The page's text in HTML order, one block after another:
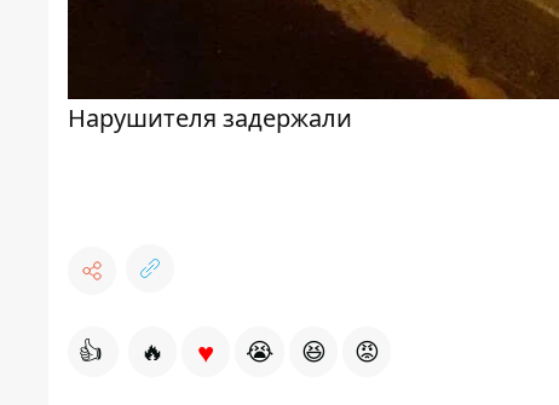
Нарушителя задержали
👍 🔥 ♥ 😭 😆 😡